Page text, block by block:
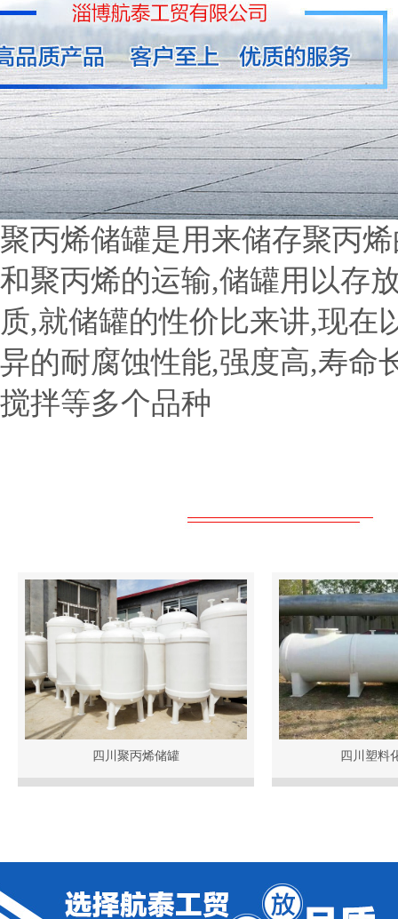
聚丙烯储罐是用来储存聚丙
和聚丙烯的运输,储罐用以存
质,就储罐的性价比来讲,现在
异的耐腐蚀性能,强度高,寿命
搅拌等多个品种
四川聚丙烯储罐 四川塑料